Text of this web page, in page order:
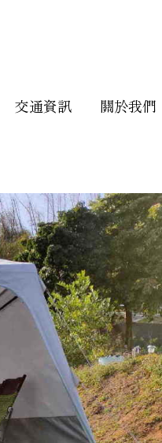
交通資訊 關於我們